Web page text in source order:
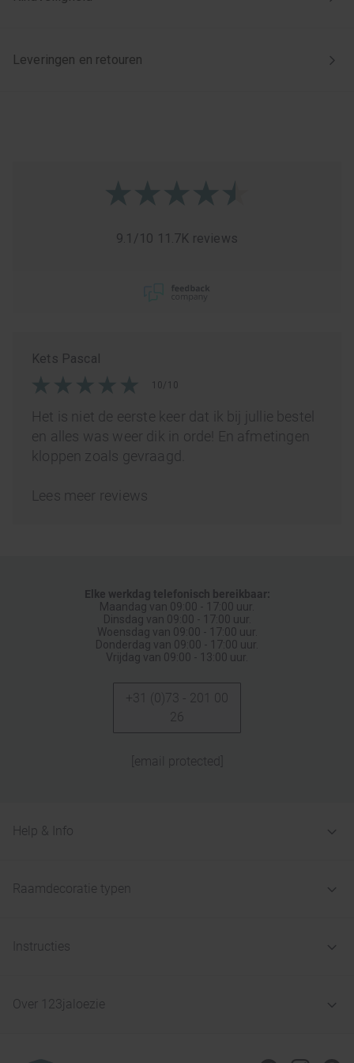
Leveringen en retouren
9.1 / 10 11.7K reviews
Kets Pascal
10/10
Het is niet de eerste keer dat ik bij jullie bestel
en alles was weer dik in orde! En afmetingen
kloppen zoals gevraagd.
Lees meer reviews
Elke werkdag telefonisch bereikbaar:
Maandag van 09:00 - 17:00 uur.
Dinsdag van 09:00 - 17:00 uur.
Woensdag van 09:00 - 17:00 uur.
Donderdag van 09:00 - 17:00 uur.
Vrijdag van 09:00 - 13:00 uur.
+31 (0)73 - 201 00
26
[email protected]
Help & Info
Raamdecoratie typen
Instructies
Over 123jaloezie